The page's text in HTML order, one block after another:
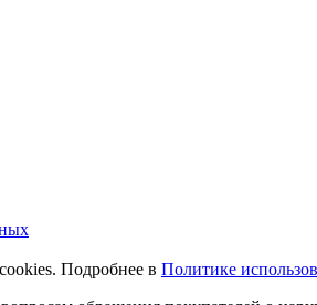
Подробнее в Политике